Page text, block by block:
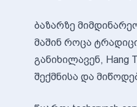
ბაზარზე
მაშინ როცა
განიხილავენ,
შექმნისა და